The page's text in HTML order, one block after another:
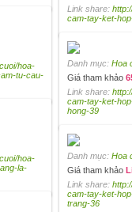
Link share:
cam-tay-ket-
hoa-
tu-cau-
Danh mục: Hoa
Giá tham khảo
Link share:
cam-tay-ket-
hong-39
hoa-
la-
Danh mục: Hoa
Giá tham khảo
Link share:
cam-tay-ket-
trang-36